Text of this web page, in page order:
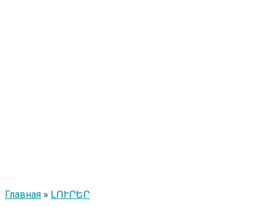
Главная » ԼՈՒՐԵՐ